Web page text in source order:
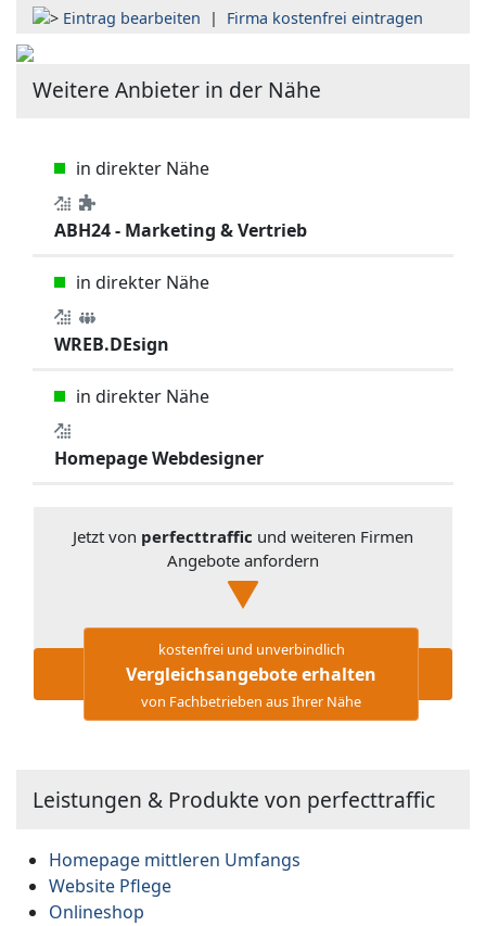
Eintrag bearbeiten | Firma kostenfrei eintragen
Weitere Anbieter in der Nähe
in direkter Nähe
ABH24 - Marketing & Vertrieb
in direkter Nähe
WREB.DEsign
in direkter Nähe
Homepage Webdesigner
Jetzt von perfecttraffic und weiteren Firmen
Angebote anfordern
kostenfrei und unverbindlich
Vergleichsangebote erhalten
von Fachbetrieben aus Ihrer Nähe
Leistungen & Produkte von perfecttraffic
Homepage mittleren Umfangs
Website Pflege
Onlineshop